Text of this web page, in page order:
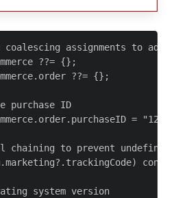
assignments to add
??= {};
??= {};
purchase ID
= "12345";
chaining to prevent undefined
system version